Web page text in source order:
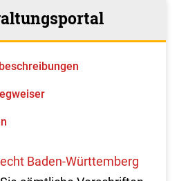
Baden-Württemberg